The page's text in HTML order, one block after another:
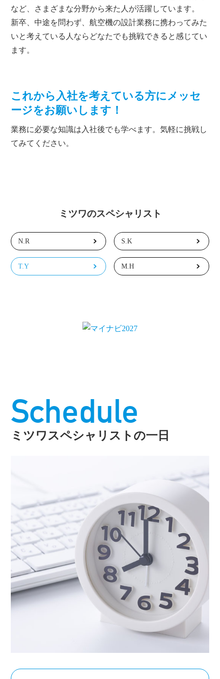
など、さまざまな分野から来た人が活躍しています。
新卒、中途を問わず、航空機の設計業務に携わってみた
いと考えている人ならどなたでも挑戦できると感じてい
ます。
これから入社を考えている方にメッセ
ージをお願いします！
業務に必要な知識は入社後でも学べます。気軽に挑戦し
てみてください。
ミツワのスペシャリスト
N.R S.K
T.Y M.H
Schedule
ミツワスペシャリストの一日